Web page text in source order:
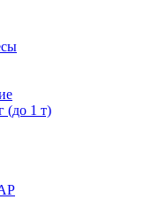
(до 1 т)